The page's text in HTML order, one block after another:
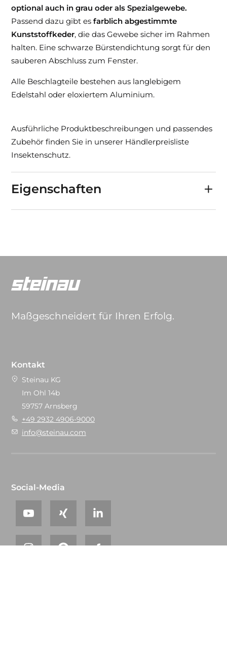
optional auch in grau oder als Spezialgewebe.
Passend dazu gibt es farblich abgestimmte
Kunststoffkeder, die das Gewebe sicher im Rahmen
halten. Eine schwarze Bürstendichtung sorgt für den
sauberen Abschluss zum Fenster.
Alle Beschlagteile bestehen aus langlebigem
Edelstahl oder eloxiertem Aluminium.
Ausführliche Produktbeschreibungen und passendes
Zubehör finden Sie in unserer Händlerpreisliste
Insektenschutz.
Eigenschaften
Maßgeschneidert für Ihren Erfolg.
Kontakt
Steinau KG
Im Ohl 14b
59757 Arnsberg
+49 2932 4906-9000
info@steinau.com
Social-Media